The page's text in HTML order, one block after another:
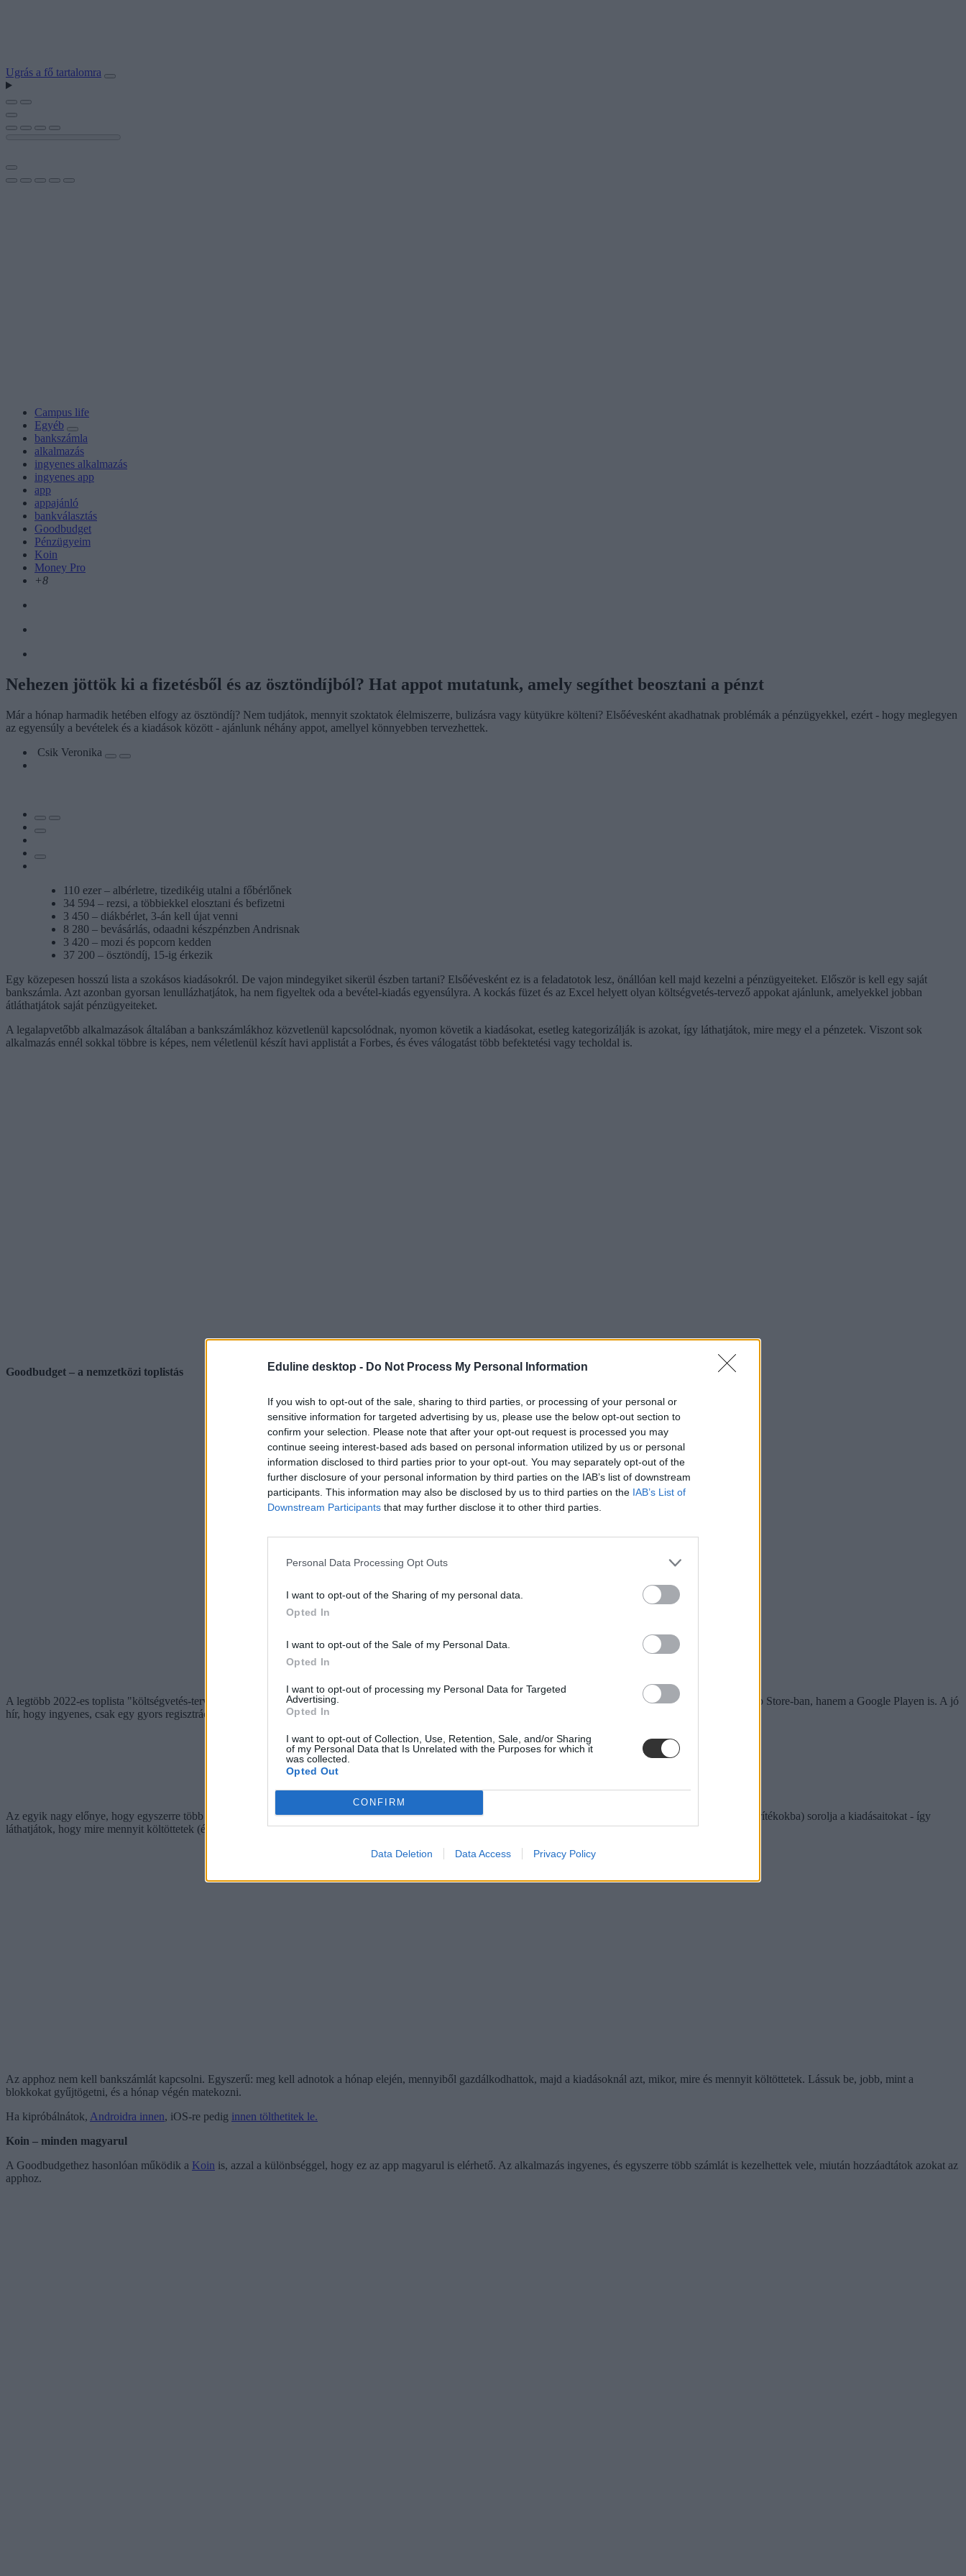
Eduline desktop - Do Not Process My Personal Information
If you wish to opt-out of the sale, sharing to third parties, or processing of your personal or
sensitive information for targeted advertising by us, please use the below opt-out section to
confirm your selection. Please note that after your opt-out request is processed you may
continue seeing interest-based ads based on personal information utilized by us or personal
information disclosed to third parties prior to your opt-out. You may separately opt-out of the
further disclosure of your personal information by third parties on the IAB’s list of downstream
participants. This information may also be disclosed by us to third parties on the IAB’s List of
Downstream Participants that may further disclose it to other third parties.
Personal Data Processing Opt Outs
I want to opt-out of the Sharing of my personal data.
Opted In
I want to opt-out of the Sale of my Personal Data.
Opted In
I want to opt-out of processing my Personal Data for Targeted
Advertising.
Opted In
I want to opt-out of Collection, Use, Retention, Sale, and/or Sharing
of my Personal Data that Is Unrelated with the Purposes for which it
was collected.
Opted Out
CONFIRM
Data Deletion Data Access Privacy Policy
Ugrás a fő tartalomra
Campus life
Egyéb
bankszámla
alkalmazás
ingyenes alkalmazás
ingyenes app
app
appajánló
bankválasztás
Goodbudget
Pénzügyeim
Koin
Money Pro
+8
Nehezen jöttök ki a fizetésből és az ösztöndíjból? Hat appot mutatunk, amely segíthet beosztani a pénzt
Már a hónap harmadik hetében elfogy az ösztöndíj? Nem tudjátok, mennyit szoktatok élelmiszerre, bulizásra vagy kütyükre költeni? Elsőévesként akadhatnak problémák a pénzügyekkel, ezért - hogy meglegyen
az egyensúly a bevételek és a kiadások között - ajánlunk néhány appot, amellyel könnyebben tervezhettek.
Csik Veronika
110 ezer – albérletre, tizedikéig utalni a főbérlőnek
34 594 – rezsi, a többiekkel elosztani és befizetni
3 450 – diákbérlet, 3-án kell újat venni
8 280 – bevásárlás, odaadni készpénzben Andrisnak
3 420 – mozi és popcorn kedden
37 200 – ösztöndíj, 15-ig érkezik
Egy közepesen hosszú lista a szokásos kiadásokról. De vajon mindegyiket sikerül észben tartani? Elsőévesként ez is a feladatotok lesz, önállóan kell majd kezelni a pénzügyeiteket. Először is kell egy saját
bankszámla. Azt azonban gyorsan lenullázhatjátok, ha nem figyeltek oda a bevétel-kiadás egyensúlyra. A kockás füzet és az Excel helyett olyan költségvetés-tervező appokat ajánlunk, amelyekkel jobban
átláthatjátok saját pénzügyeiteket.
A legalapvetőbb alkalmazások általában a bankszámlákhoz közvetlenül kapcsolódnak, nyomon követik a kiadásokat, esetleg kategorizálják is azokat, így láthatjátok, mire megy el a pénzetek. Viszont sok
alkalmazás ennél sokkal többre is képes, nem véletlenül készít havi applistát a Forbes, és éves válogatást több befektetési vagy techoldal is.
Goodbudget – a nemzetközi toplistás
A legtöbb 2022-es toplista "költségvetés-tervező" kategóriájában megtaláljátok a Goodbudget appot, ez ugyanis az egyik legjobbra értékelt alkalmazás nemcsak az App Store-ban, hanem a Google Playen is. A jó
hír, hogy ingyenes, csak egy gyors regisztrációra van szükség.
Az egyik nagy előnye, hogy egyszerre több fronton is bevethető, legyen szó megtakarításról, befektetésekről és egyéb számlákról. Az app különböző kategóriákba (borítékokba) sorolja a kiadásaitokat - így
láthatjátok, hogy mire mennyit költöttetek (és hol voltak felesleges kiadások).
Az apphoz nem kell bankszámlát kapcsolni. Egyszerű: meg kell adnotok a hónap elején, mennyiből gazdálkodhattok, majd a kiadásoknál azt, mikor, mire és mennyit költöttetek. Lássuk be, jobb, mint a
blokkokat gyűjtögetni, és a hónap végén matekozni.
Ha kipróbálnátok, Androidra innen, iOS-re pedig innen tölthetitek le.
Koin – minden magyarul
A Goodbudgethez hasonlóan működik a Koin is, azzal a különbséggel, hogy ez az app magyarul is elérhető. Az alkalmazás ingyenes, és egyszerre több számlát is kezelhettek vele, miután hozzáadtátok azokat az
apphoz.